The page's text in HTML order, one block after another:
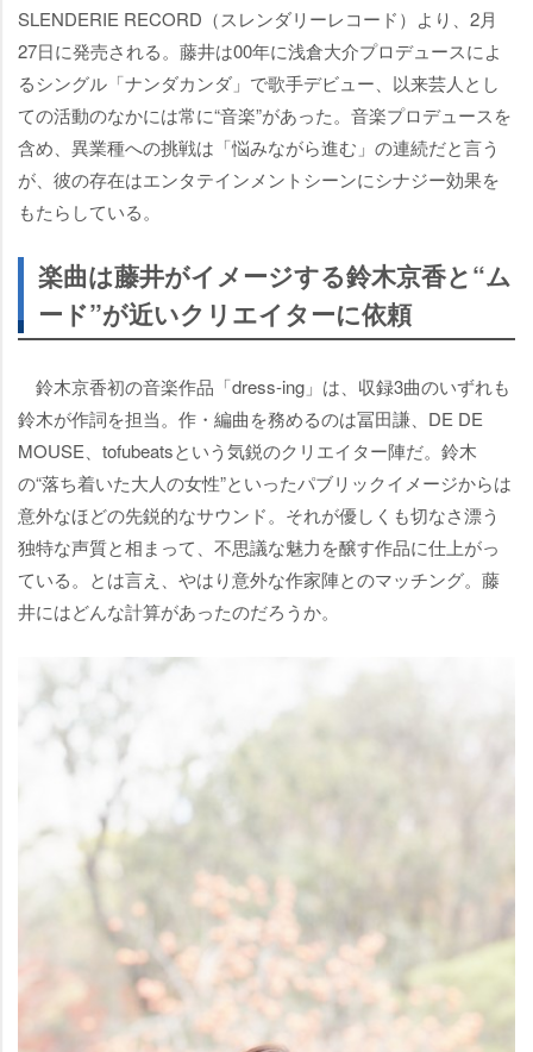
SLENDERIE RECORD（スレンダリーレコード）より、2月
27日に発売される。藤井は00年に浅倉大介プロデュースによ
るシングル「ナンダカンダ」で歌手デビュー、以来芸人とし
ての活動のなかには常に“音楽”があった。音楽プロデュースを
含め、異業種への挑戦は「悩みながら進む」の連続だと言う
が、彼の存在はエンタテインメントシーンにシナジー効果を
もたらしている。
楽曲は藤井がイメージする鈴木京香と“ム
ード”が近いクリエイターに依頼
鈴木京香初の音楽作品「dress-ing」は、収録3曲のいずれも
鈴木が作詞を担当。作・編曲を務めるのは冨田謙、DE DE
MOUSE、tofubeatsという気鋭のクリエイター陣だ。鈴木
の“落ち着いた大人の女性”といったパブリックイメージからは
意外なほどの先鋭的なサウンド。それが優しくも切なさ漂う
独特な声質と相まって、不思議な魅力を醸す作品に仕上がっ
ている。とは言え、やはり意外な作家陣とのマッチング。藤
井にはどんな計算があったのだろうか。